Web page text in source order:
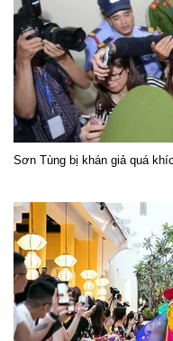
Sơn Tùng bị khán giả quá